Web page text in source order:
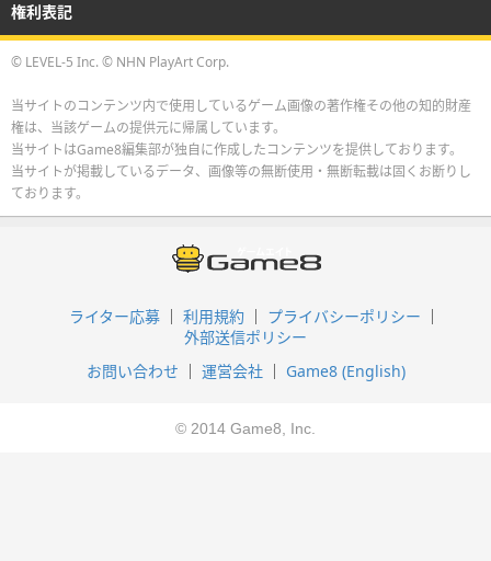
権利表記
© LEVEL-5 Inc. © NHN PlayArt Corp.
当サイトのコンテンツ内で使用しているゲーム画像の著作権その他の知的財産
権は、当該ゲームの提供元に帰属しています。
当サイトはGame8編集部が独自に作成したコンテンツを提供しております。
当サイトが掲載しているデータ、画像等の無断使用・無断転載は固くお断りし
ております。
ライター応募 利用規約
プライバシーポリシー
外部送信ポリシー
お問い合わせ
運営会社 Game8 (English)
© 2014 Game8, Inc.